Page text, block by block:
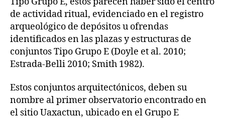
de actividad ritual, evidenciado en el registro
arqueológico de depósitos u ofrendas
identificados en las plazas y estructuras de
conjuntos Tipo Grupo E (Doyle et al. 2010;
Estrada-Belli 2010; Smith 1982).
Estos conjuntos arquitectónicos, deben su
nombre al primer observatorio encontrado en
el sitio Uaxactun, ubicado en el Grupo E